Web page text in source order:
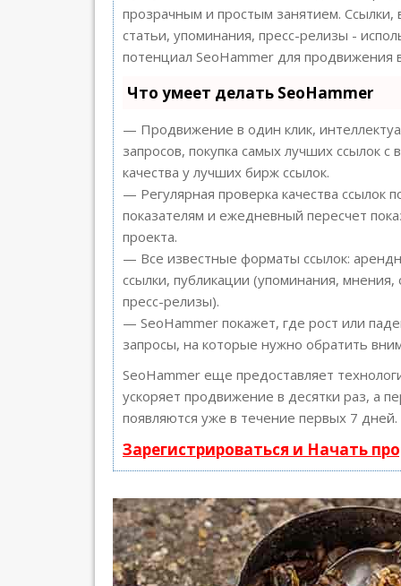
прозрачным и простым занятием. Ссылки,
статьи, упоминания, пресс-релизы -
потенциал SeoHammer для продвижения
Что умеет делать SeoHammer
— Продвижение в один клик,
запросов, покупка самых лучших ссылок с
качества у лучших бирж ссылок.
— Регулярная проверка качества ссылок
показателям и ежедневный пересчет
проекта.
— Все известные форматы ссылок:
ссылки, публикации (упоминания, мнения,
пресс-релизы).
— SeoHammer покажет, где рост или
запросы, на которые нужно обратить
SeoHammer еще предоставляет
ускоряет продвижение в десятки раз, а
появляются уже в течение первых 7 дней.
Зарегистрироваться и Начать